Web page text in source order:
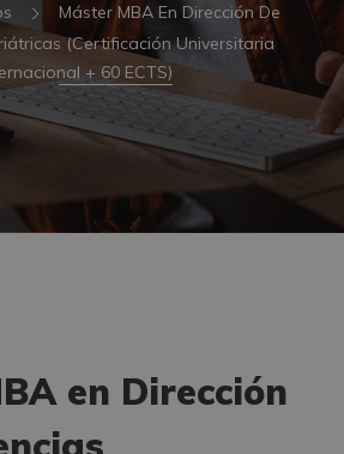
Máster MBA En Dirección De
(Certificación Universitaria
+ 60 ECTS)
en Dirección